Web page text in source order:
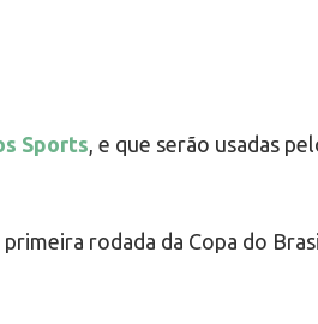
Sports, e que serão usadas
rodada da Copa do